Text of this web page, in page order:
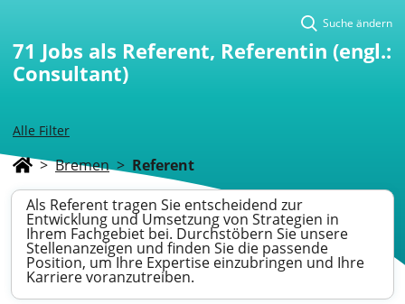
Alle Filter
Suche ändern
71 Jobs als Referent, Referentin (engl.:
Consultant)
> Bremen > Referent
Als Referent tragen Sie entscheidend zur
Entwicklung und Umsetzung von Strategien in
Ihrem Fachgebiet bei. Durchstöbern Sie unsere
Stellenanzeigen und finden Sie die passende
Position, um Ihre Expertise einzubringen und Ihre
Karriere voranzutreiben.